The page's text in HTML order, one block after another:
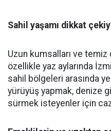
Sahil yaşamı dikkat
Uzun kumsalları ve
özellikle yaz aylarında
sahil bölgeleri arasında
yürüyüş yapmak, denize
sürmek isteyenler için